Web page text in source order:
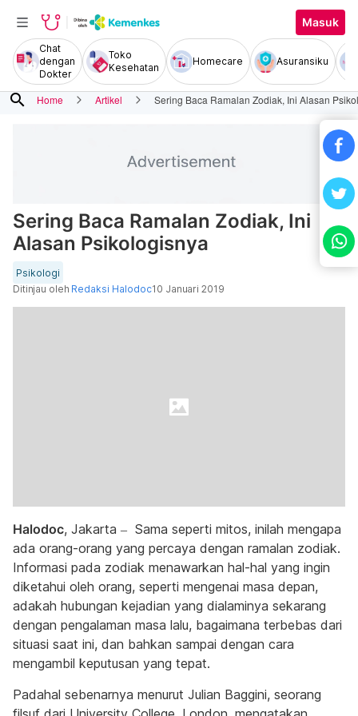
Masuk
Chat
dengan
Dokter
Toko
Kesehatan
Homecare Asuransiku
search Home Artikel Sering Baca Ramalan Zodiak, Ini Alasan
Sering Baca Ramalan Zodiak, Ini
Alasan Psikologisnya
Psikologi
Ditinjau oleh Redaksi Halodoc10 Januari 2019
Halodoc, Jakarta – Sama seperti mitos, inilah mengapa
ada orang-orang yang percaya dengan ramalan zodiak.
Informasi pada zodiak menawarkan hal-hal yang ingin
diketahui oleh orang, seperti mengenai masa depan,
adakah hubungan kejadian yang dialaminya sekarang
dengan pengalaman masa lalu, bagaimana terbebas dari
situasi saat ini, dan bahkan sampai dengan cara
mengambil keputusan yang tepat.
Padahal sebenarnya menurut Julian Baggini, seorang